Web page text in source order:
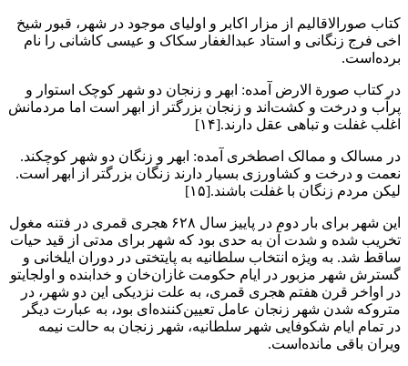
کتاب صورالاقالیم از مزار اکابر و اولیای موجود در شهر، قبور شیخ
اخی فرج زنگانی و استاد عبدالغفار سکاک و عیسی کاشانی را نام
برده‌است.
در کتاب صورة الارض آمده: ابهر و زنجان دو شهر کوچک استوار و
پرآب و درخت و کشت‌اند و زنجان بزرگتر از ابهر است اما مردمانش
اغلب غفلت و تباهی عقل دارند.[۱۴]
در مسالک و ممالک اصطخری آمده: ابهر و زنگان دو شهر کوچکند.
نعمت و درخت و کشاورزی بسیار دارند زنگان بزرگتر از ابهر است.
لیکن مردم زنگان با غفلت باشند.[۱۵]
این شهر برای بار دوم در پاییز سال ۶۲۸ هجری قمری در فتنه مغول
تخریب شده و شدت آن به حدی بود که شهر برای مدتی از قید حیات
ساقط شد. به ویژه انتخاب سلطانیه به پایتختی در دوران ایلخانی و
گسترش شهر مزبور در ایام حکومت غازان‌خان و خدابنده و اولجایتو
در اواخر قرن هفتم هجری قمری، به علت نزدیکی این دو شهر، در
متروکه شدن شهر زنجان عامل تعیین‌کننده‌ای بود، به عبارت دیگر
در تمام ایام شکوفایی شهر سلطانیه، شهر زنجان به حالت نیمه
ویران باقی مانده‌است.